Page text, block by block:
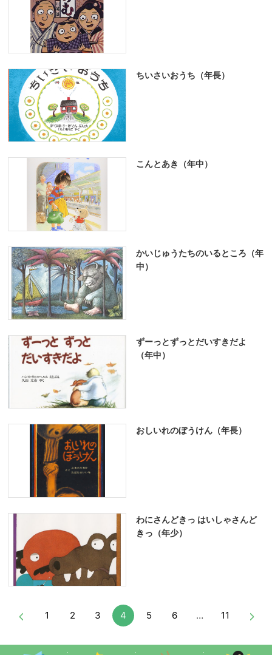
ちいさいおうち（年長）
こんとあき（年中）
かいじゅうたちのいるところ（年
中）
ずーっとずっとだいすきだよ
（年中）
おしいれのぼうけん（年長）
わにさんどきっ はいしゃさんど
きっ（年少）
1 2 3 4 5 6 … 11